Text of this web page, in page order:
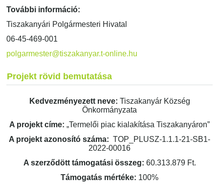
További információ:
Tiszakanyári Polgármesteri Hivatal
06-45-469-001
polgarmester@tiszakanyar.t-online.hu
Projekt rövid bemutatása
Kedvezményezett neve: Tiszakanyár Község
Önkormányzata
A projekt címe: „Termelői piac kialakítása Tiszakanyáron”
A projekt azonosító száma: TOP_PLUSZ-1.1.1-21-SB1-
2022-00016
A szerződött támogatási összeg: 60.313.879 Ft.
Támogatás mértéke: 100%